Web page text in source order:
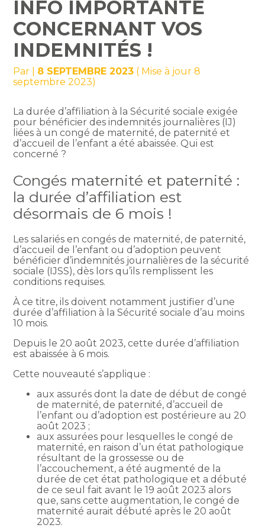
INFO IMPORTANTE
CONCERNANT VOS
INDEMNITÉS !
Par 8 SEPTEMBRE 2023 ( Mise à jour 8
septembre 2023)
La durée d’affiliation à la Sécurité sociale exigée
pour bénéficier des indemnités journalières (IJ)
liées à un congé de maternité, de paternité et
d’accueil de l’enfant a été abaissée. Qui est
concerné ?
Congés maternité et paternité :
la durée d’affiliation est
désormais de 6 mois !
Les salariés en congés de maternité, de paternité,
d’accueil de l’enfant ou d’adoption peuvent
bénéficier d’indemnités journalières de la sécurité
sociale (IJSS), dès lors qu’ils remplissent les
conditions requises.
À ce titre, ils doivent notamment justifier d’une
durée d’affiliation à la Sécurité sociale d’au moins
10 mois.
Depuis le 20 août 2023, cette durée d’affiliation
est abaissée à 6 mois.
Cette nouveauté s’applique :
aux assurés dont la date de début de congé
de maternité, de paternité, d’accueil de
l’enfant ou d’adoption est postérieure au 20
août 2023 ;
aux assurées pour lesquelles le congé de
maternité, en raison d’un état pathologique
résultant de la grossesse ou de
l’accouchement, a été augmenté de la
durée de cet état pathologique et a débuté
de ce seul fait avant le 19 août 2023 alors
que, sans cette augmentation, le congé de
maternité aurait débuté après le 20 août
2023.